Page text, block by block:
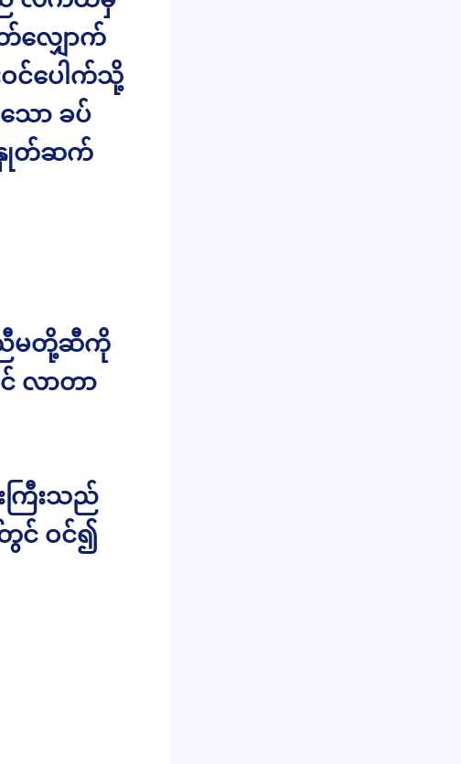
လျှောက်
င်ပေါက်သို့
ော ခပ်
နှုတ်ဆက်
ညီမတို့ဆီကို
လာတာ
ကြီးသည်
င် ဝင်၍